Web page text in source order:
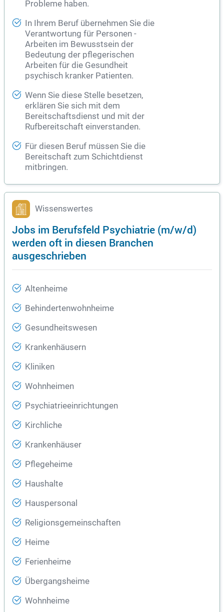
Probleme haben.
In Ihrem Beruf übernehmen Sie die
Verantwortung für Personen -
Arbeiten im Bewusstsein der
Bedeutung der pflegerischen
Arbeiten für die Gesundheit
psychisch kranker Patienten.
Wenn Sie diese Stelle besetzen,
erklären Sie sich mit dem
Bereitschaftsdienst und mit der
Rufbereitschaft einverstanden.
Für diesen Beruf müssen Sie die
Bereitschaft zum Schichtdienst
mitbringen.
Wissenswertes
Jobs im Berufsfeld Psychiatrie (m/w/d)
werden oft in diesen Branchen
ausgeschrieben
Altenheime
Behindertenwohnheime
Gesundheitswesen
Krankenhäusern
Kliniken
Wohnheimen
Psychiatrieeinrichtungen
Kirchliche
Krankenhäuser
Pflegeheime
Haushalte
Hauspersonal
Religionsgemeinschaften
Heime
Ferienheime
Übergangsheime
Wohnheime